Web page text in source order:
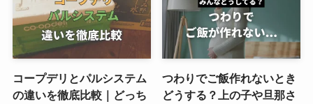
コープデリとパルシステム
の違いを徹底比較｜どっち
つわりでご飯作れないとき
どうする？上の子や旦那さ